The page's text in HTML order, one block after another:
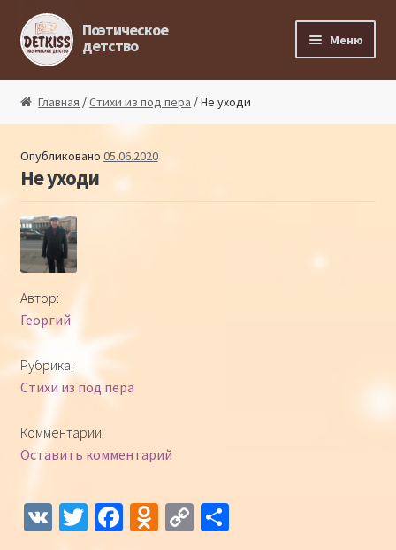
Перейти к навигации
Перейти к содержимому
Поэтическое
детство Меню
Поэтический ликбез
Поэтический блог
Детская философия
Интернет-конкурс чтецов «Созвучие 2018»
Наши участники и победители
Главная /Стихи из под пера / Не уходи
Опубликовано 05.06.2020
Не уходи
Автор:
Георгий
Рубрика:
Стихи из под пера
Комментарии:
Оставить комментарий
V T Fa O C О